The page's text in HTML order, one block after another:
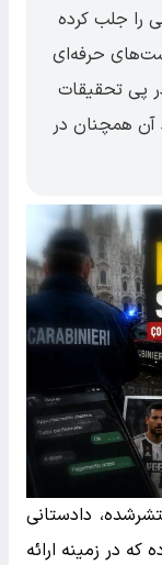
را جلب کرده
حرفه‌ای
پی تحقیقات
آن همچنان در
دادستانی
که در زمینه ارائه